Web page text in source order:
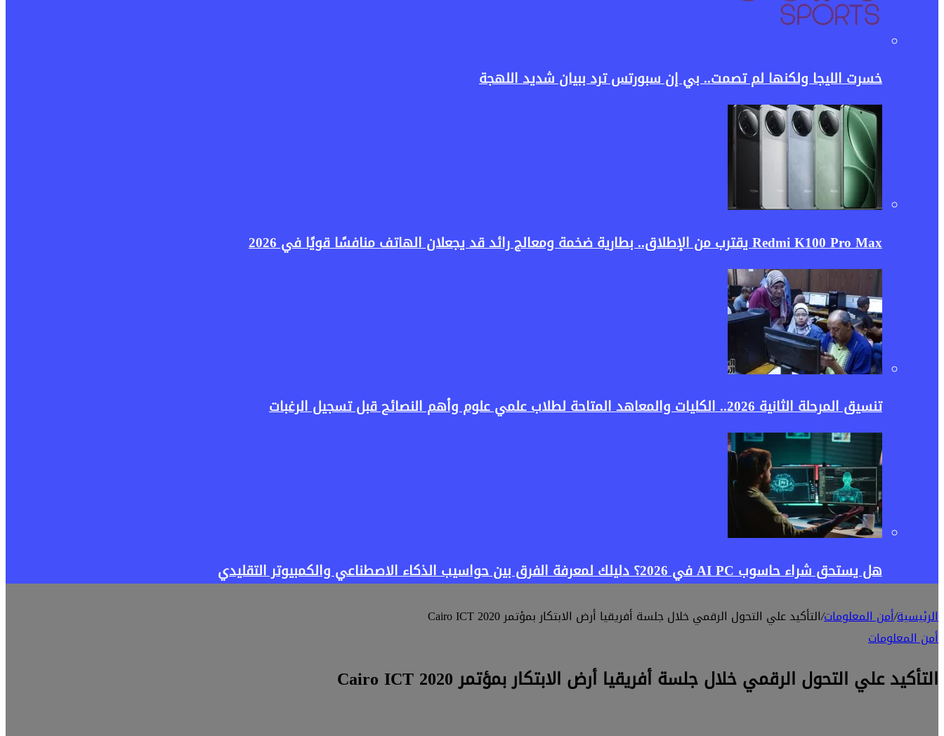
خسرت الليجا ولكنها لم تصمت.. بي إن سبورتس ترد ببيان شديد اللهجة
Redmi K100 Pro Max يقترب من الإطلاق.. بطارية ضخمة ومعالج رائد قد يجعلان الهاتف منافسًا قويًا في 2026
تنسيق المرحلة الثانية 2026.. الكليات والمعاهد المتاحة لطلاب علمي علوم وأهم النصائح قبل تسجيل الرغبات
هل يستحق شراء حاسوب AI PC في 2026؟ دليلك لمعرفة الفرق بين حواسيب الذكاء الاصطناعي والكمبيوتر التقليدي
الرئيسية/أمن المعلومات/التأكيد علي التحول الرقمي خلال جلسة أفريقيا أرض الابتكار بمؤتمر Cairo ICT 2020
أمن المعلومات
التأكيد علي التحول الرقمي خلال جلسة أفريقيا أرض الابتكار بمؤتمر Cairo ICT 2020